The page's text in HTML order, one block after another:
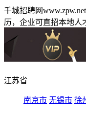
千城招聘网
历，企业可直招本地人
江苏省
南京市 无锡市 徐